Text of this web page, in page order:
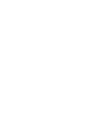
иногда
риски.
и на